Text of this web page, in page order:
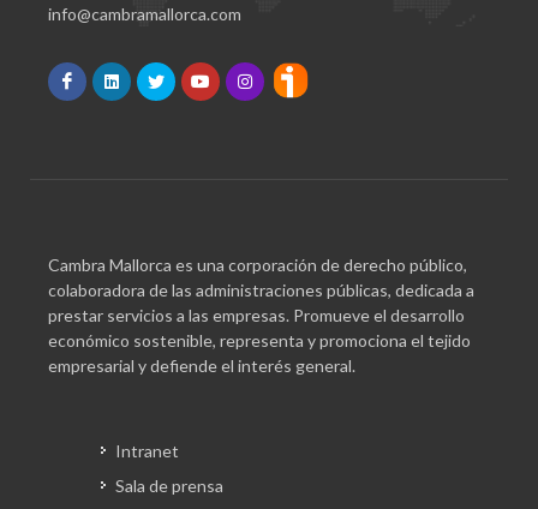
info@cambramallorca.com
Cambra Mallorca es una corporación de derecho público,
colaboradora de las administraciones públicas, dedicada a
prestar servicios a las empresas. Promueve el desarrollo
económico sostenible, representa y promociona el tejido
empresarial y defiende el interés general.
Intranet
Sala de prensa